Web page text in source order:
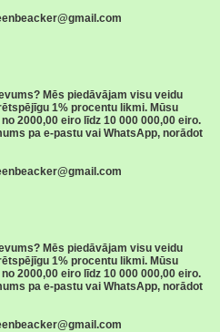
Mēs piedāvājam visu veidu
1% procentu likmi. Mūsu
2000,00 eiro līdz 10 000 000,00 eiro.
pa e-pastu vai WhatsApp, norādot
Mēs piedāvājam visu veidu
1% procentu likmi. Mūsu
2000,00 eiro līdz 10 000 000,00 eiro.
pa e-pastu vai WhatsApp, norādot